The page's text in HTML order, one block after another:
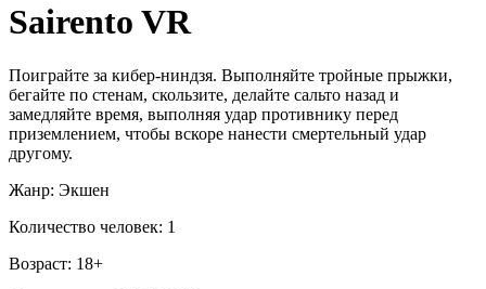
Sairento VR
Поиграйте за кибер-ниндзя. Выполняйте тройные прыжки,
бегайте по стенам, скользите, делайте сальто назад и
замедляйте время, выполняя удар противнику перед
приземлением, чтобы вскоре нанести смертельный удар
другому.
Жанр: Экшен
Количество человек: 1
Возраст: 18+